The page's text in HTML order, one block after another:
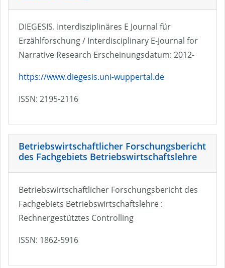
DIEGESIS. Interdisziplinäres E Journal für
Erzählforschung / Interdisciplinary E-Journal for
Narrative Research Erscheinungsdatum: 2012-
https://www.diegesis.uni-wuppertal.de
ISSN: 2195-2116
Betriebswirtschaftlicher Forschungsbericht
des Fachgebiets Betriebswirtschaftslehre
Betriebswirtschaftlicher Forschungsbericht des
Fachgebiets Betriebswirtschaftslehre :
Rechnergestütztes Controlling
ISSN: 1862-5916